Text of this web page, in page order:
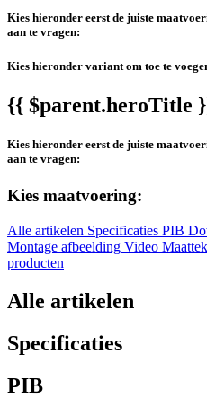
Kies hieronder eerst de juiste
aan te vragen:
Kies hieronder variant om toe te
{{ $parent.heroTitle
Kies hieronder eerst de juiste
aan te vragen:
Kies maatvoering:
Alle artikelen Specificaties PIB
Montage afbeelding Video
producten
Alle artikelen
Specificaties
PIB